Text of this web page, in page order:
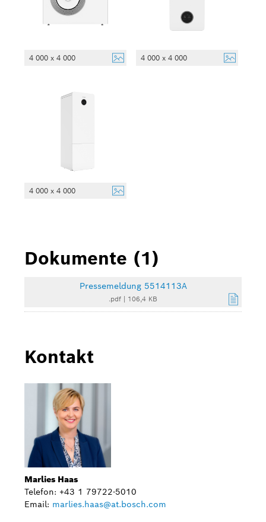
4 000 x 4 000 4 000 x 4 000
4 000 x 4 000
Dokumente (1)
Pressemeldung 5514113A
.pdf 106,4 KB
Kontakt
Marlies Haas
Telefon: +43 1 79722-5010
Email: marlies.haas@at.bosch.com